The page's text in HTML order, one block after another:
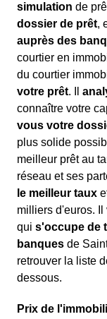
simulation de
dossier de prêt,
auprès des
courtier en
du courtier
votre prêt. Il
connaître votre
vous votre
plus solide
meilleur prêt au
réseau et ses
le meilleur taux
milliers d'euros. Il
qui s'occupe de
banques de
retrouver la liste
dessous.
Prix de